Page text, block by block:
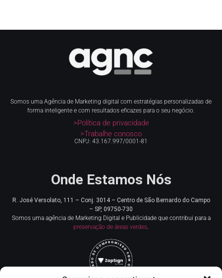
Somos uma Agência de Marketing digital com estratégias personalizadas de
forma inteligente e com resultados eficazes para o seu negócio.
>Política de privacidade
>Trabalhe conosco
CNPJ: 43.167.997/0001-81
Onde Estamos Nós
R. José Versolato, 111 – Conj. 3014 – Centro de São Bernardo do Campo
– SP, 09750-730
Somos uma agência de Marketing Digital e Publicidade que contribui para a
preservação de áreas verdes.